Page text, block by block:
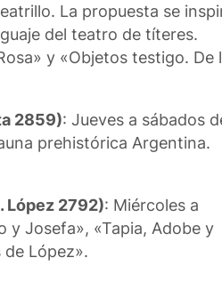
La propuesta se
del teatro de títeres.
y «Objetos testigo. De
2859): Jueves a sábados
prehistórica Argentina.
López 2792): Miércoles a
y Josefa», «Tapia, Adobe y
López».